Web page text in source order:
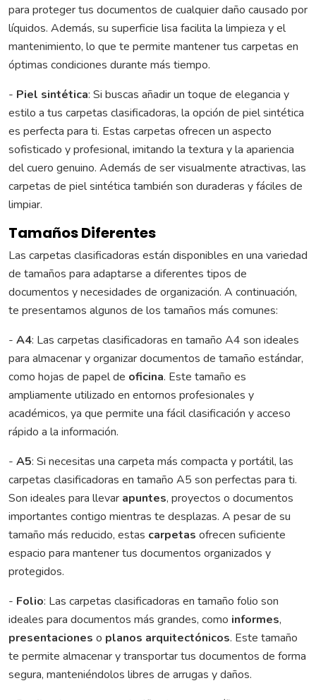
para proteger tus documentos de cualquier daño causado por
líquidos. Además, su superficie lisa facilita la limpieza y el
mantenimiento, lo que te permite mantener tus carpetas en
óptimas condiciones durante más tiempo.
- Piel sintética: Si buscas añadir un toque de elegancia y
estilo a tus carpetas clasificadoras, la opción de piel sintética
es perfecta para ti. Estas carpetas ofrecen un aspecto
sofisticado y profesional, imitando la textura y la apariencia
del cuero genuino. Además de ser visualmente atractivas, las
carpetas de piel sintética también son duraderas y fáciles de
limpiar.
Tamaños Diferentes
Las carpetas clasificadoras están disponibles en una variedad
de tamaños para adaptarse a diferentes tipos de
documentos y necesidades de organización. A continuación,
te presentamos algunos de los tamaños más comunes:
- A4: Las carpetas clasificadoras en tamaño A4 son ideales
para almacenar y organizar documentos de tamaño estándar,
como hojas de papel de oficina. Este tamaño es
ampliamente utilizado en entornos profesionales y
académicos, ya que permite una fácil clasificación y acceso
rápido a la información.
- A5: Si necesitas una carpeta más compacta y portátil, las
carpetas clasificadoras en tamaño A5 son perfectas para ti.
Son ideales para llevar apuntes, proyectos o documentos
importantes contigo mientras te desplazas. A pesar de su
tamaño más reducido, estas carpetas ofrecen suficiente
espacio para mantener tus documentos organizados y
protegidos.
- Folio: Las carpetas clasificadoras en tamaño folio son
ideales para documentos más grandes, como informes,
presentaciones o planos arquitectónicos. Este tamaño
te permite almacenar y transportar tus documentos de forma
segura, manteniéndolos libres de arrugas y daños.